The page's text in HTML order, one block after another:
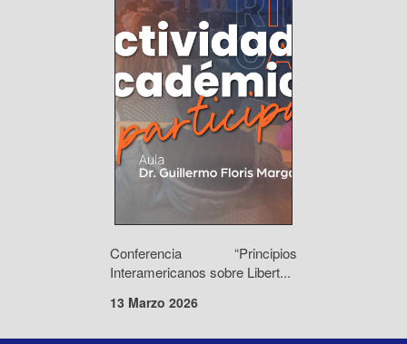
Conferencia “Principios
Interamericanos sobre Libert...
13 Marzo 2026